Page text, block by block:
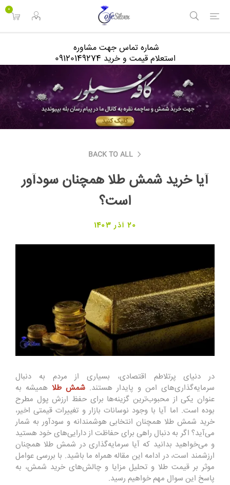
0
شماره تماس جهت مشاوره
استعلام قیمت و خرید 09120149274
BACK TO ALL
آیا خرید شمش طلا همچنان سودآور
است؟
20 آذر 1403
در دنیای پرتلاطم اقتصادی، بسیاری از مردم به دنبال
سرمایه‌گذاری‌های امن و پایدار هستند. شمش طلا همیشه به
عنوان یکی از محبوب‌ترین گزینه‌ها برای حفظ ارزش پول مطرح
بوده است. اما آیا با وجود نوسانات بازار و تغییرات قیمتی اخیر،
خرید شمش طلا همچنان انتخابی هوشمندانه و سودآور به شمار
می‌آید؟ اگر به دنبال راهی برای حفاظت از دارایی‌های خود هستید
و می‌خواهید بدانید که آیا سرمایه‌گذاری در شمش طلا همچنان
ارزشمند است، در ادامه این مقاله همراه ما باشید. با بررسی عوامل
موثر بر قیمت طلا و تحلیل مزایا و چالش‌های خرید شمش، به
پاسخ این سوال مهم خواهیم رسید.